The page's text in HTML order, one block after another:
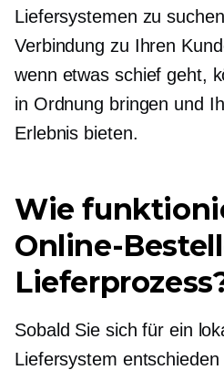
Liefersystemen zu
Verbindung zu Ihren
wenn etwas schief geht,
in Ordnung bringen und
Erlebnis bieten.
Wie
Online-
Sobald Sie sich für ein
Liefersystem